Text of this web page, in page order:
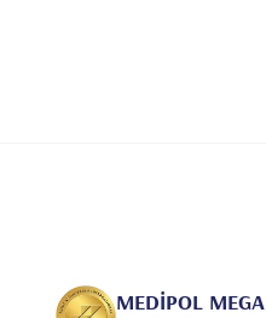
MEDİPOL MEGA